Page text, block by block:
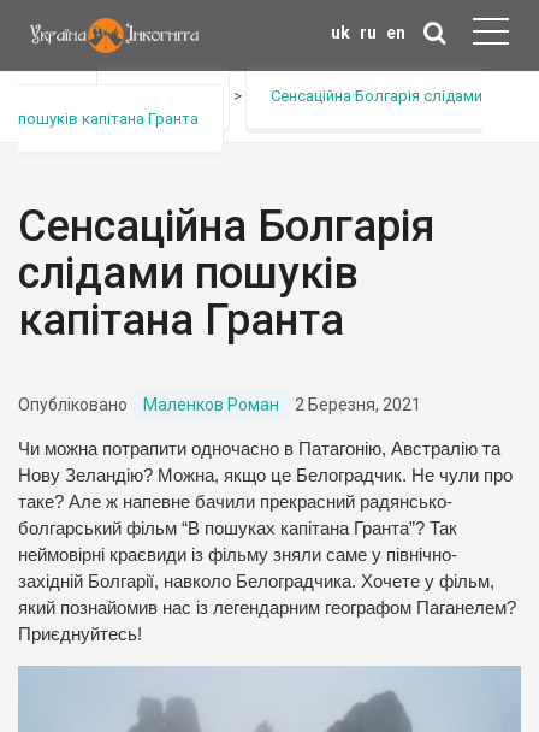
uk ru en
>
Сенсаційна Болгарія слідами
пошуків капітана Гранта
Сенсаційна Болгарія
слідами пошуків
капітана Гранта
Опубліковано Маленков Роман 2 Березня, 2021
Чи можна потрапити одночасно в Патагонію, Австралію та
Нову Зеландію? Можна, якщо це Белоградчик. Не чули про
таке? Але ж напевне бачили прекрасний радянсько-
болгарський фільм “В пошуках капітана Гранта”? Так
неймовірні краєвиди із фільму зняли саме у північно-
західній Болгарії, навколо Белоградчика. Хочете у фільм,
який познайомив нас із легендарним географом Паганелем?
Приєднуйтесь!